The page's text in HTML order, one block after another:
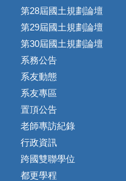
第28屆國土規劃論壇
第29屆國土規劃論壇
第30屆國土規劃論壇
系務公告
系友動態
系友專區
置頂公告
老師專訪紀錄
行政資訊
跨國雙聯學位
都更學程